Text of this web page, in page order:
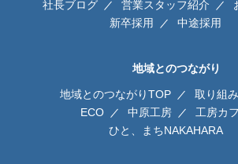
社長ブログ
営業スタッフ紹介
新卒採用
中途採用
地域とのつながり
地域とのつながりTOP
取り組
ECO
中原工房
工房カ
ひと、まちNAKAHARA